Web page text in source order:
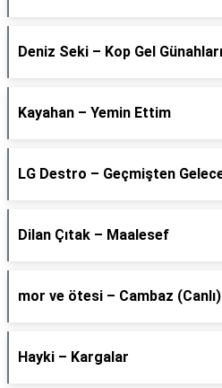
Deniz Seki – Kop Gel
Kayahan – Yemin Ettim
LG Destro – Geçmişten
Dilan Çıtak – Maalesef
​mor ve ötesi – Cambaz (Canlı)
Hayki – Kargalar